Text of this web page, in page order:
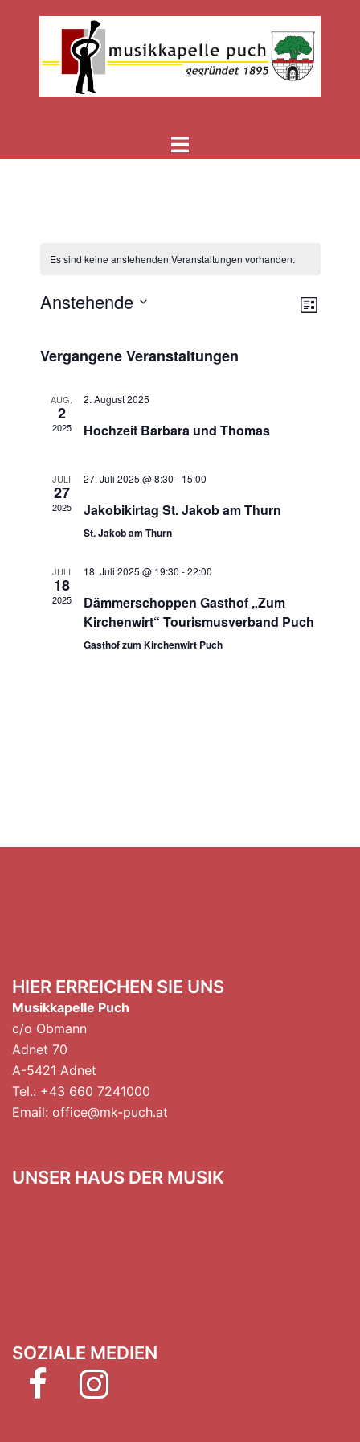
Zum
springen
Menü
Es sind keine anstehenden Veranstaltungen vorhanden.
LISTE
Anstehende
wählen.
Vergangene Veranstaltungen
AUG.
2
2025
2. August 2025
Hochzeit Barbara und Thomas
JULI
27
2025
27. Juli 2025 @ 8:30 - 15:00
Jakobikirtag St. Jakob am Thurn
St. Jakob am Thurn
JULI
18
2025
18. Juli 2025 @ 19:30 -22:00
Dämmerschoppen Gasthof „Zum
Kirchenwirt“ Tourismusverband Puch
Gasthof zum Kirchenwirt Puch
HIER ERREICHEN SIE UNS
Musikkapelle Puch
c/o Obmann
Adnet 70
A-5421 Adnet
Tel.: +43 660 7241000
Email: office@mk-puch.at
UNSER HAUS DER MUSIK
SOZIALE MEDIEN
FacebookInstagram